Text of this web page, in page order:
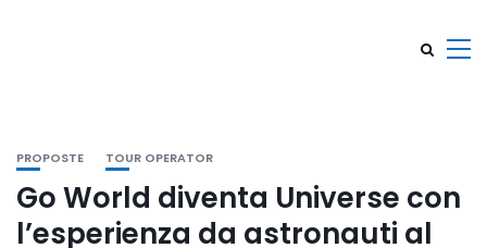
PROPOSTE TOUR OPERATOR
Go World diventa Universe con
l’esperienza da astronauti al